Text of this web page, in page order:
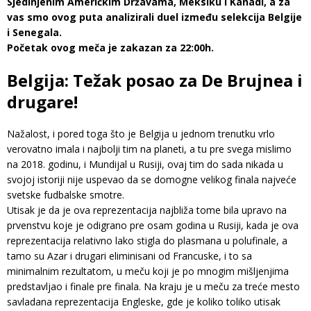
vas smo ovog puta analizirali duel između selekcija Belgije
i Senegala.
Početak ovog meča je zakazan za 22:00h.
Belgija: Težak posao za De Brujnea i
drugare!
Nažalost, i pored toga što je Belgija u jednom trenutku vrlo
verovatno imala i najbolji tim na planeti, a tu pre svega mislimo
na 2018. godinu, i Mundijal u Rusiji, ovaj tim do sada nikada u
svojoj istoriji nije uspevao da se domogne velikog finala najveće
svetske fudbalske smotre.
Utisak je da je ova reprezentacija najbliža tome bila upravo na
prvenstvu koje je odigrano pre osam godina u Rusiji, kada je ova
reprezentacija relativno lako stigla do plasmana u polufinale, a
tamo su Azar i drugari eliminisani od Francuske, i to sa
minimalnim rezultatom, u meču koji je po mnogim mišljenjima
predstavljao i finale pre finala. Na kraju je u meču za treće mesto
savladana reprezentacija Engleske, gde je koliko toliko utisak